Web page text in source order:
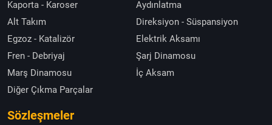
Kaporta - Karoser
Aydınlatma
Alt Takım
Direksiyon - Süspansiyon
Egzoz - Katalizör
Elektrik Aksamı
Fren - Debriyaj
Şarj Dinamosu
Marş Dinamosu
İç Aksam
Diğer Çıkma Parçalar
Sözleşmeler